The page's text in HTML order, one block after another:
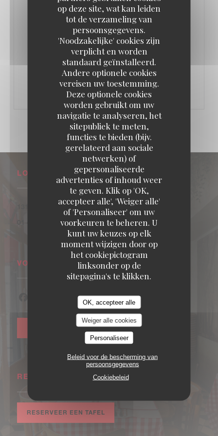
op deze site, wat kan leiden
tot de verzameling van
persoonsgegevens.
'Noodzakelijke' cookies zijn
verplicht en worden
standaard geïnstalleerd.
Andere optionele cookies
vereisen uw toestemming.
Deze optionele cookies
worden gebruikt om uw
navigatie te analyseren, het
sitepubliek te meten,
functies te bieden (bijv.
gerelateerd aan sociale
netwerken) of
gepersonaliseerde
advertenties of inhoud weer
te geven. Klik op 'OK,
accepteer alle', 'Weiger alle'
of 'Personaliseer' om uw
voorkeuren te beheren. U
kunt uw keuzes op elk
moment wijzigen door op
het cookiepictogram
linksonder op de
sitepagina's te klikken.
OK, accepteer alle
Weiger alle cookies
Personaliseer
Beleid voor de bescherming van
persoonsgegevens
Cookiebeleid
ELKE DAG VAN 17H00 TOT 21H00
LES HEURES JOYEUSES
LOCATIE
131 Bld Exelmans 75016 Paris
((opent in een nieuw venster))
01 46 51 89 19
VOLG ONS
Facebook ((opent in een nieuw venster))
Instagram ((opent in een nieuw venster))
NIEUWSBRIEF
RESERVERING
RESERVEER EEN TAFEL